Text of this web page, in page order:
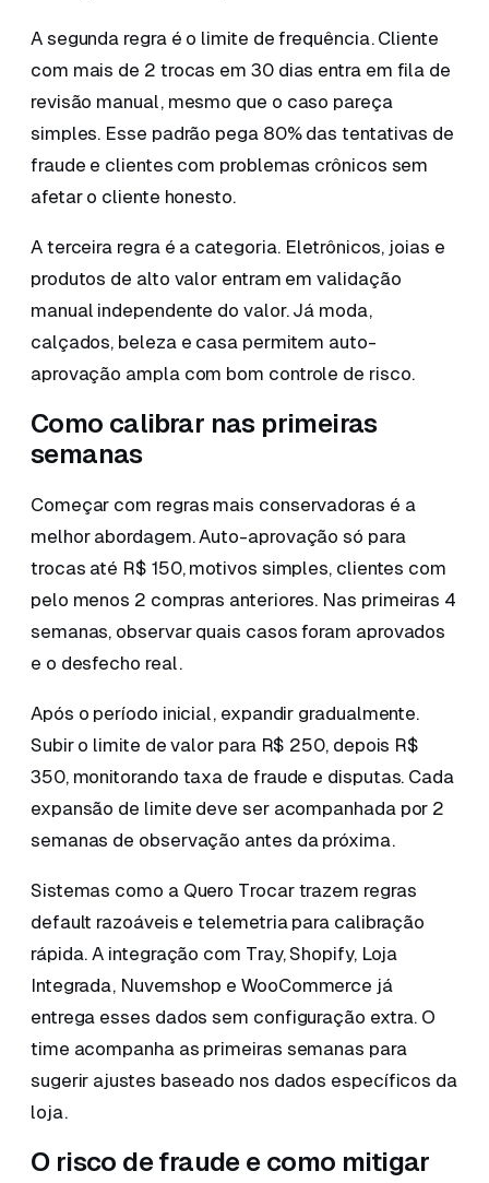
A segunda regra é o limite de frequência. Cliente
com mais de 2 trocas em 30 dias entra em fila de
revisão manual, mesmo que o caso pareça
simples. Esse padrão pega 80% das tentativas de
fraude e clientes com problemas crônicos sem
afetar o cliente honesto.
A terceira regra é a categoria. Eletrônicos, joias e
produtos de alto valor entram em validação
manual independente do valor. Já moda,
calçados, beleza e casa permitem auto-
aprovação ampla com bom controle de risco.
Como calibrar nas primeiras
semanas
Começar com regras mais conservadoras é a
melhor abordagem. Auto-aprovação só para
trocas até R$ 150, motivos simples, clientes com
pelo menos 2 compras anteriores. Nas primeiras 4
semanas, observar quais casos foram aprovados
e o desfecho real.
Após o período inicial, expandir gradualmente.
Subir o limite de valor para R$ 250, depois R$
350, monitorando taxa de fraude e disputas. Cada
expansão de limite deve ser acompanhada por 2
semanas de observação antes da próxima.
Sistemas como a Quero Trocar trazem regras
default razoáveis e telemetria para calibração
rápida. A integração com Tray, Shopify, Loja
Integrada, Nuvemshop e WooCommerce já
entrega esses dados sem configuração extra. O
time acompanha as primeiras semanas para
sugerir ajustes baseado nos dados específicos da
loja.
O risco de fraude e como mitigar